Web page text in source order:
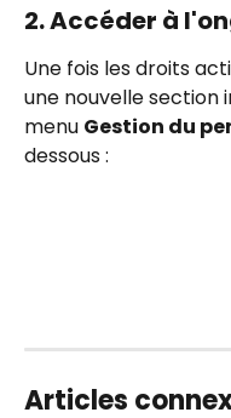
2. Accéder à
Une fois les droits
une nouvelle section
menu Gestion du
dessous :
Articles